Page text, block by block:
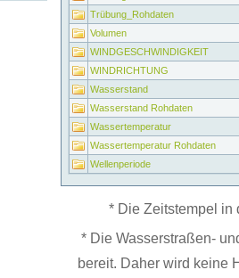
Trübung_Rohdaten
Volumen
WINDGESCHWINDIGKEIT
WINDRICHTUNG
Wasserstand
Wasserstand Rohdaten
Wassertemperatur
Wassertemperatur Rohdaten
Wellenperiode
* Die Zeitstempel in
* Die Wasserstraßen-
bereit. Daher wird keine